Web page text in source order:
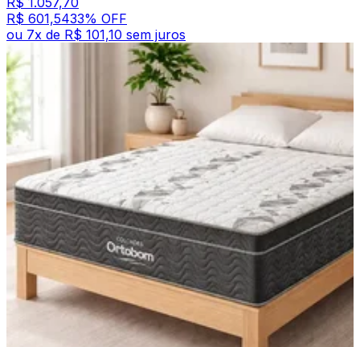
R$ 601,5433% OFF
ou 7x de R$ 101,10 sem juros